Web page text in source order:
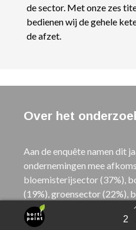
Terug naar overzicht 2
de sector. Met onze zes
bedienen wij de gehele
de afzet.
Over het
Aan de enquête namen dit
ondernemingen mee
bloemisterijsector (37%),
(19%), groensector (22%),
en de bloemendetailhandel
bevat vooral bedrijven die